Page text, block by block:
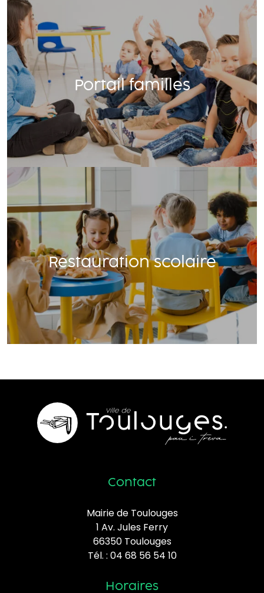
Portail familles
Restauration scolaire
Contact
Mairie de Toulouges
1 Av. Jules Ferry
66350 Toulouges
Tél. : 04 68 56 54 10
Horaires